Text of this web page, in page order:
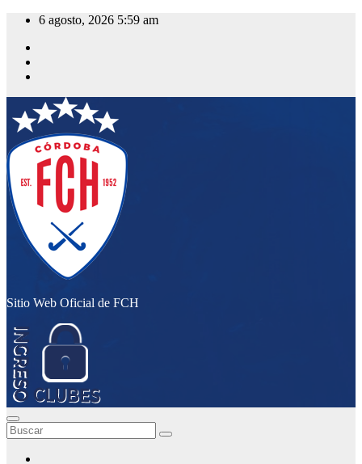
Saltar
contenido
6 agosto, 2026 5:59 am
Sitio Web Oficial de FCH